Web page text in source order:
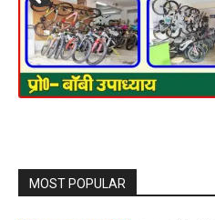
MOST POPULAR